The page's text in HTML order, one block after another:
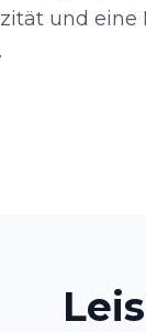
und eine